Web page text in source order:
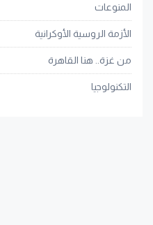
المنوعات
الأزمة الروسية الأوكرانية
من غزة.. هنا القاهرة
التكنولوجيا